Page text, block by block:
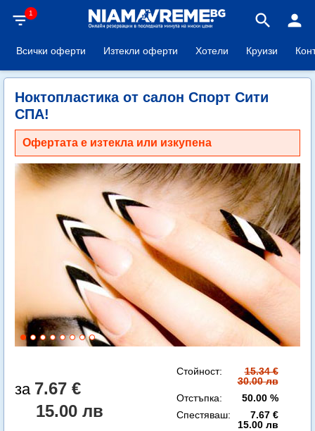
filter_list1 search person
Всички оферти Изтекли оферти Хотели Круизи
Ноктопластика от салон Спорт Сити
СПА!
Офертата е изтекла или изкупена
7.67 €
15.00 лв
Стойност:
15.34 €
30.00 лв
Отстъпка:
50.00 %
Спестяваш:
7.67 €
15.00 лв